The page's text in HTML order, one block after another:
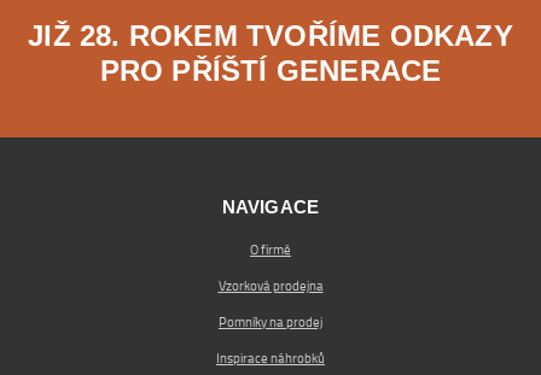
JIŽ 28. ROKEM TVOŘÍME ODKAZY
PRO PŘÍŠTÍ GENERACE
NAVIGACE
O firmě
Vzorková prodejna
Pomníky na prodej
Inspirace náhrobků